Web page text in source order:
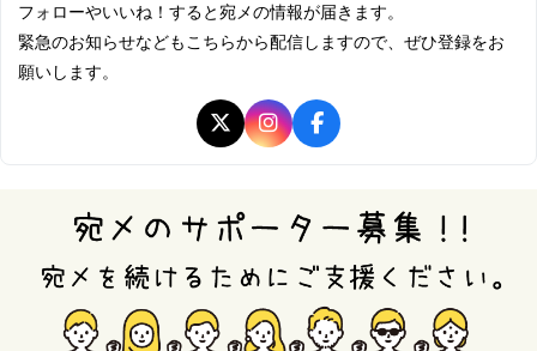
フォローやいいね！すると宛メの情報が届きます。
緊急のお知らせなどもこちらから配信しますので、ぜひ登録をお
願いします。